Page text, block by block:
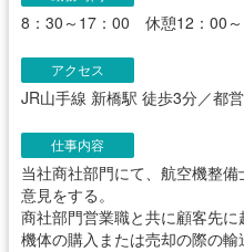
8：30～17：00 休憩12：00
アクセス
JR山手線 新橋駅 徒歩3分／都
仕事内容
当社商社部門にて、航空機整
意見をする。
商社部門営業職と共に顧客先に
機体の購入または売却の際の輸